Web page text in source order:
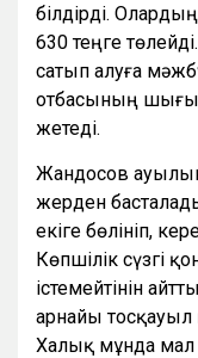
білдірді.
630 теңге
сатып алуға
отбасының
жетеді.
Жандосов
жерден
екіге бөлініп,
Көпшілік сүзгі
істемейтінін
арнайы тосқауыл
Халық мұнда мал